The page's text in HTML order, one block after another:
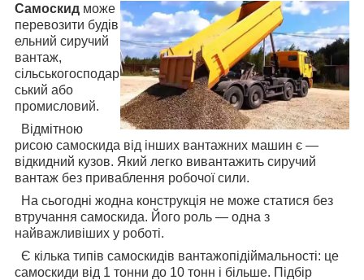
Самоскид може
перевозити будів
ельний сиручий
вантаж,
сільськогосподар
ський або
промисловий.
Відмітною
рисою самоскида від інших вантажних машин є —
відкидний кузов. Який легко вивантажить сиручий
вантаж без приваблення робочої сили.
На сьогодні жодна конструкція не може статися без
втручання самоскида. Його роль — одна з
найважливіших у роботі.
Є кілька типів самоскидів вантажопідіймальності: це
самоскиди від 1 тонни до 10 тонн і більше. Підбір